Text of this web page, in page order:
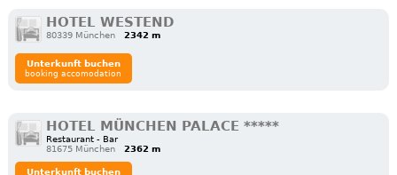
HOTEL WESTEND
80339 München 2342 m
Unterkunft buchen
booking accomodation
HOTEL MÜNCHEN PALACE *****
Restaurant - Bar
81675 München
2362 m
Unterkunft buchen